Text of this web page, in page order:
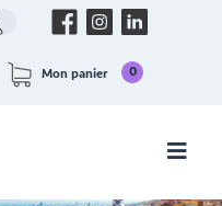
Mon panier 0